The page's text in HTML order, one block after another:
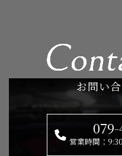
お問い
営業時間：